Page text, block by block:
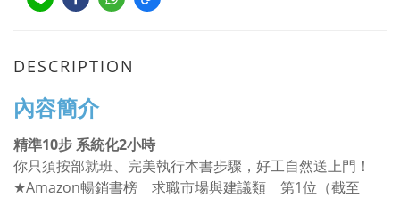
DESCRIPTION
內容簡介
精準10步 系統化2小時
你只須按部就班、完美執行本書步驟，好工自然送上門！
★Amazon暢銷書榜 求職市場與建議類 第1位（截至